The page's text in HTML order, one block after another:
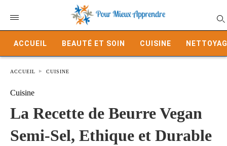
ACCUEIL BEAUTÉ ET SOIN CUISINE
ACCUEIL CUISINE
Cuisine
La Recette de Beurre Vegan
Semi-Sel, Ethique et Durable